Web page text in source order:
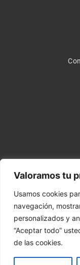
Valoramos tu
Usamos cookies
navegación,
personalizados y
“Aceptar todo”
de las cookies.
Horario:
Lun-Vie
Orient Express |